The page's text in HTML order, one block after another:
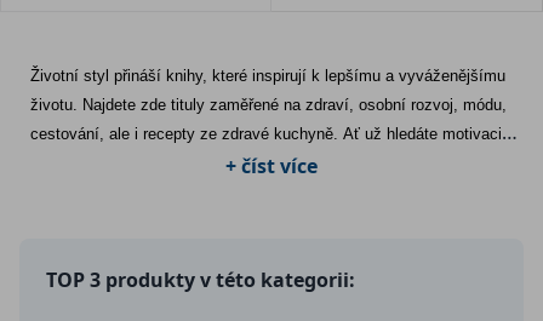
Životní styl přináší knihy, které inspirují k lepšímu a vyváženějšímu
životu. Najdete zde tituly zaměřené na zdraví, osobní rozvoj, módu,
cestování, ale i recepty ze zdravé kuchyně. Ať už hledáte motivaci
pro změnu návyků, tipy pro zlepšení každodenního života, nebo jen
+ číst více
TOP 3 produkty v této kategorii: